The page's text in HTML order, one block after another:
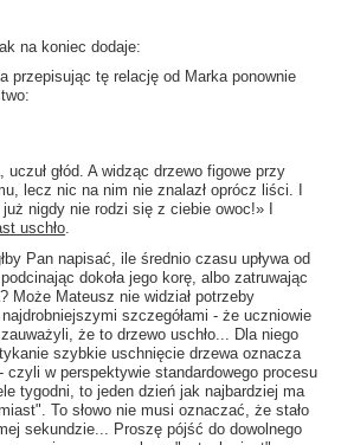
na koniec dodaje:
przepisując tę relację od Marka ponownie
głód. A widząc drzewo figowe przy
lecz nic na nim nie znalazł oprócz liści. I
nigdy nie rodzi się z ciebie owoc!» I
uschło.
Pan napisać, ile średnio czasu upływa od
dokoła jego korę, albo zatruwając
Może Mateusz nie widział potrzeby
szczegółami - że uczniowie
że to drzewo uschło... Dla niego
szybkie uschnięcie drzewa oznacza
w perspektywie standardowego procesu
tygodni, to jeden dzień jak najbardziej ma
To słowo nie musi oznaczać, że stało
sekundzie... Proszę pójść do dowolnego